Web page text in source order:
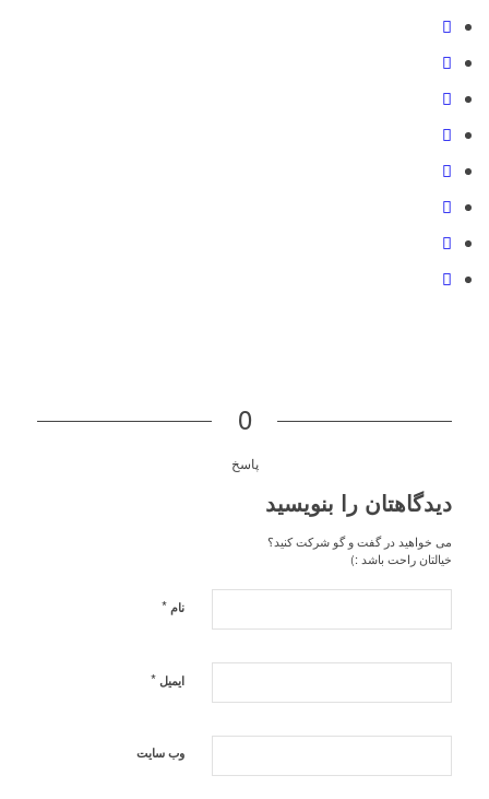
0
پاسخ
دیدگاهتان را بنویسید
می خواهید در گفت و گو شرکت کنید؟
خیالتان راحت باشد :)
نام *
ایمیل *
وب‌ سایت